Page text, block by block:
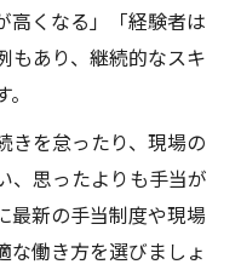
高くなる」「経験者は
もあり、継続的なスキ
きを怠ったり、現場の
、思ったよりも手当が
最新の手当制度や現場
な働き方を選びましょ